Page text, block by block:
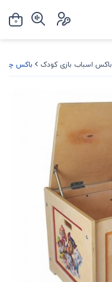
باکس اسباب بازی کودک باکس
0